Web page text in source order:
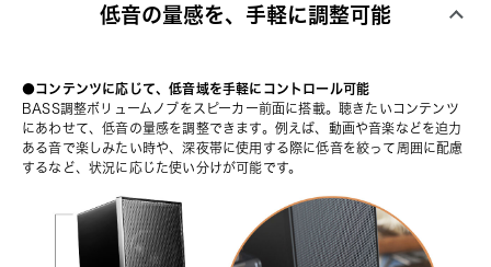
低音の量感を、手軽に調整可能
●コンテンツに応じて、低音域を手軽にコントロール可能
BASS調整ボリュームノブをスピーカー前⾯に搭載。聴きたいコンテンツ
にあわせて、低⾳の量感を調整できます。例えば、動画や⾳楽などを迫⼒
ある⾳で楽しみたい時や、深夜帯に使⽤する際に低⾳を絞って周囲に配慮
するなど、状況に応じた使い分けが可能です。